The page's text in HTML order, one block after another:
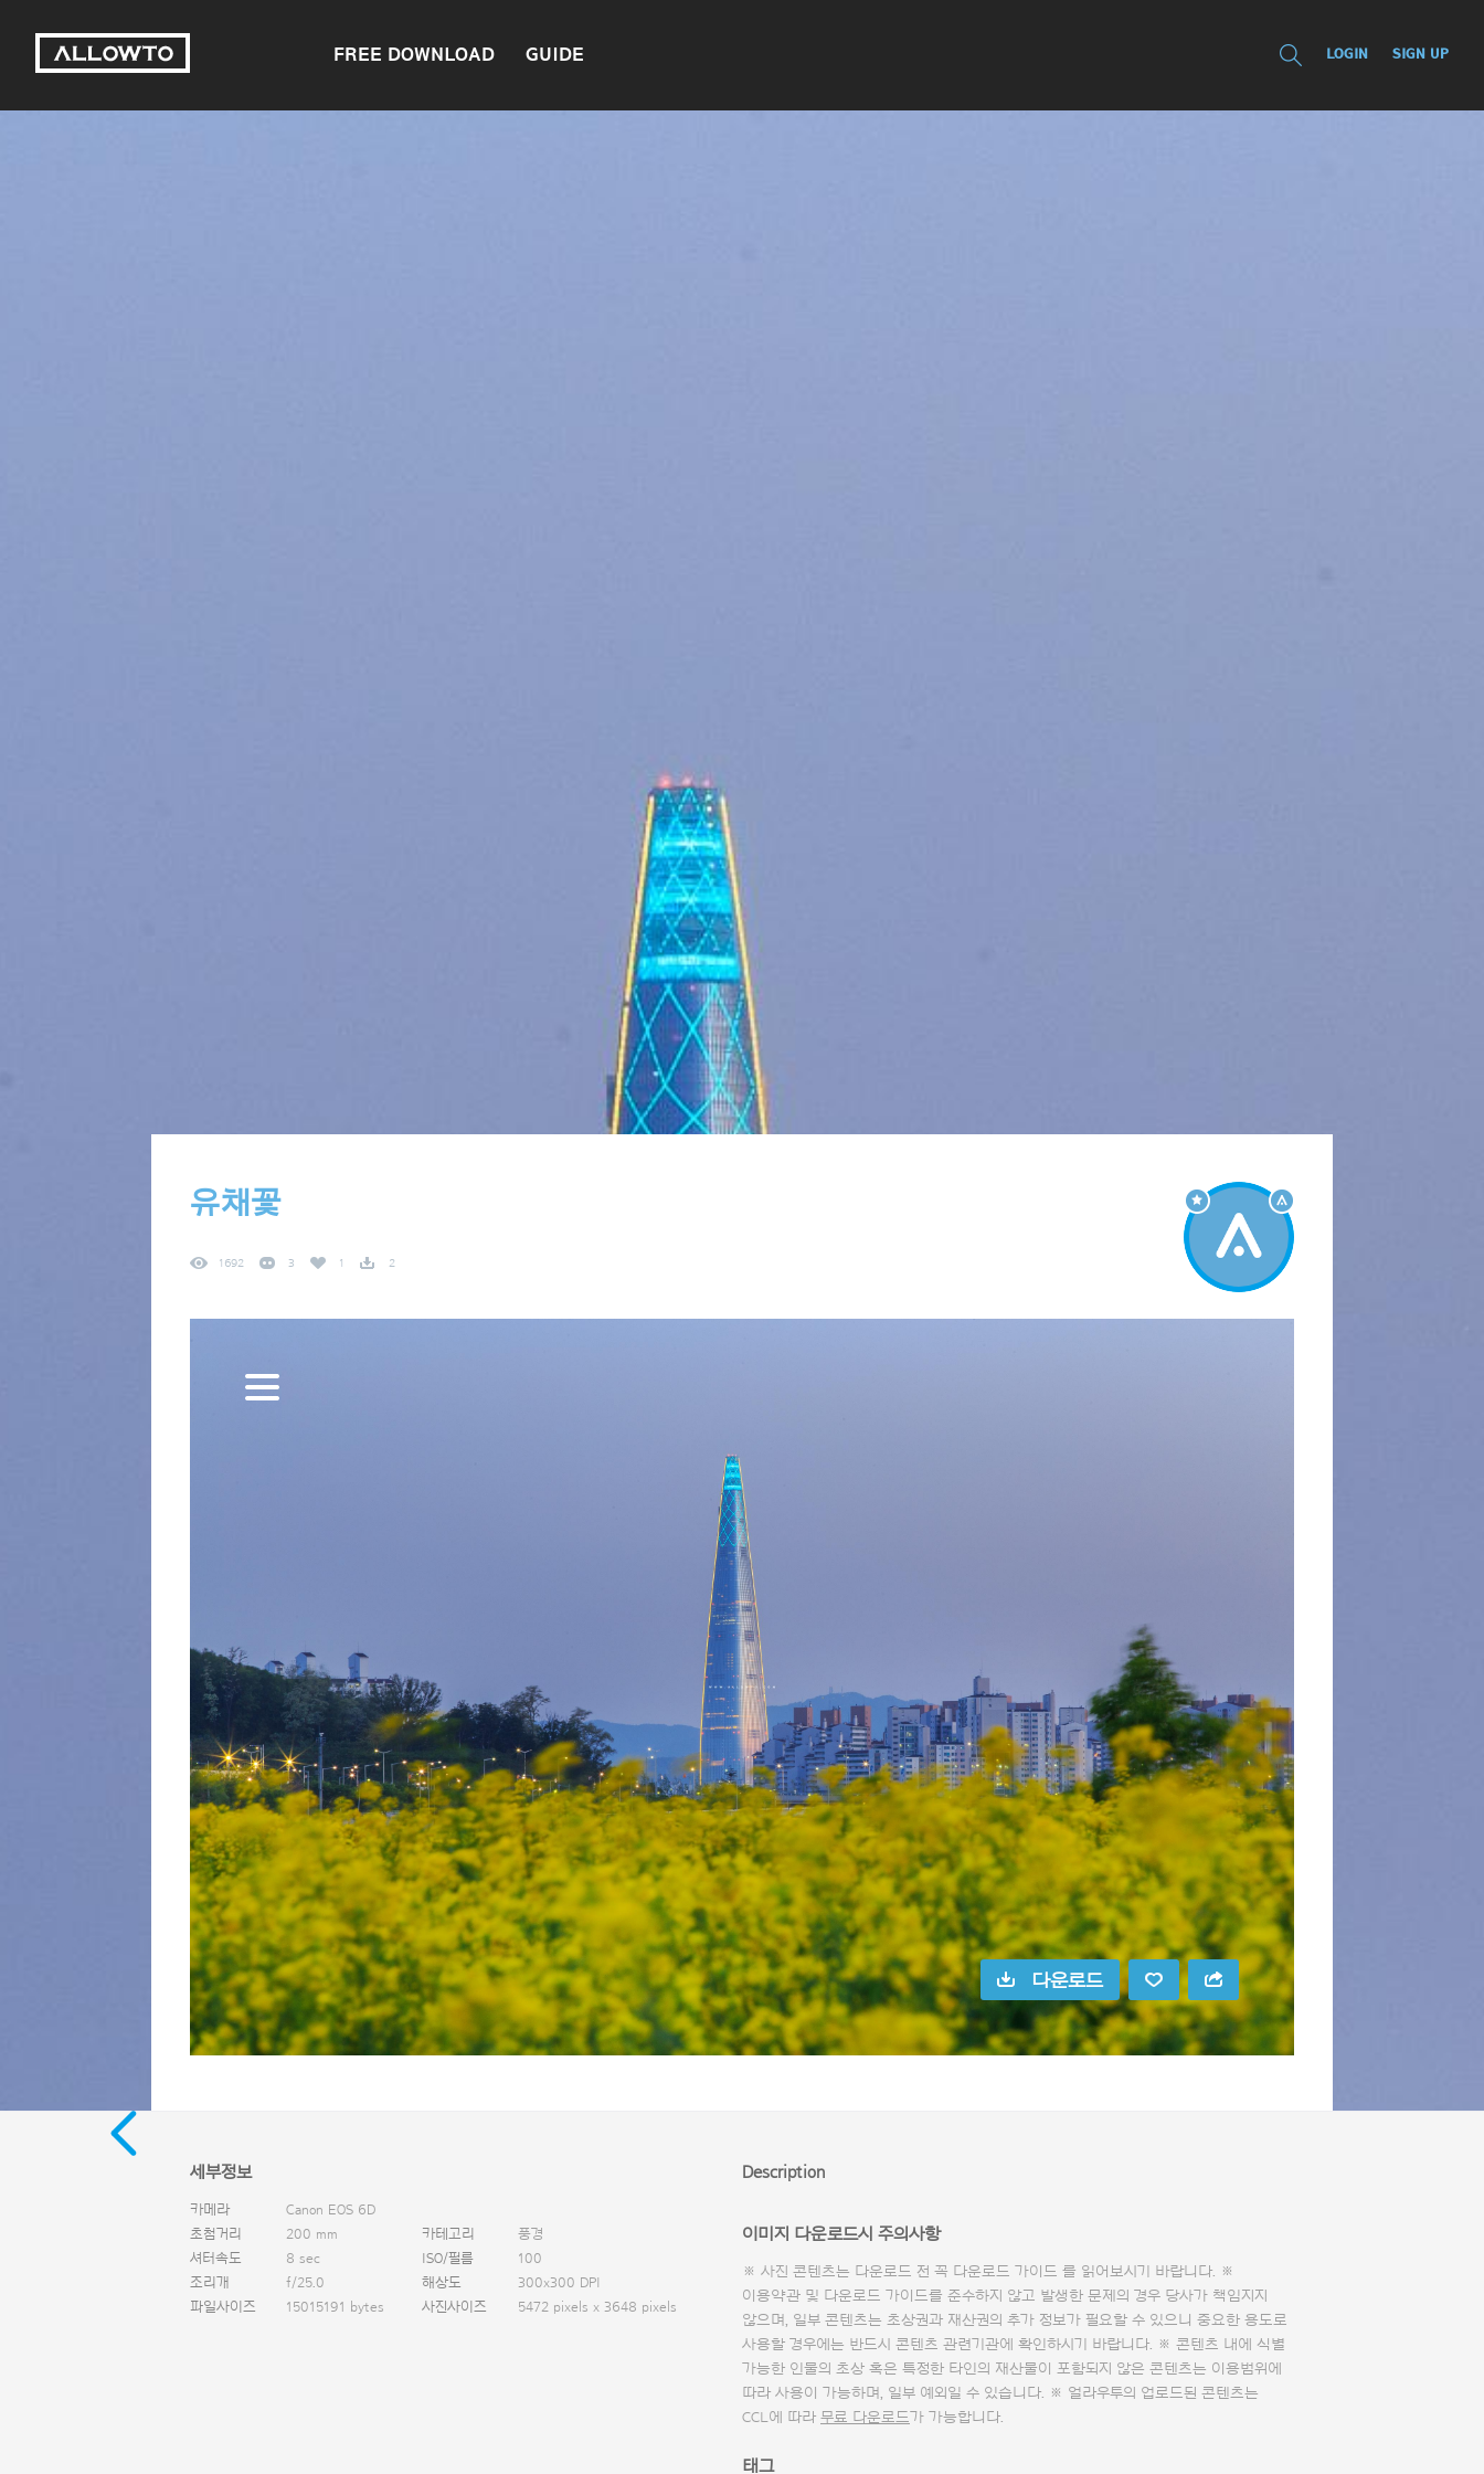
FREE DOWNLOAD GUIDE LOGIN SIGN UP
유채꽃
1692 3 1 2
다운로드
세부정보
카메라
Canon EOS 6D
초첨거리
200 mm 카테고리
풍경
셔터속도
8 sec ISO/필름
100
조리개
f/25.0 해상도
300x300 DPI
파일사이즈
15015191 bytes 사진사이즈 5472 pixels x 3648 pixels
Description
이미지 다운로드시 주의사항
※ 사진 콘텐츠는 다운로드 전 꼭 다운로드 가이드 를 읽어보시기 바랍니다. ※
이용약관 및 다운로드 가이드를 준수하지 않고 발생한 문제의 경우 당사가 책임지지
않으며, 일부 콘텐츠는 초상권과 재산권의 추가 정보가 필요할 수 있으니 중요한 용도로
사용할 경우에는 반드시 콘텐츠 관련기관에 확인하시기 바랍니다. ※ 콘텐츠 내에 식별
가능한 인물의 초상 혹은 특정한 타인의 재산물이 포함되지 않은 콘텐츠는 이용범위에
따라 사용이 가능하며, 일부 예외일 수 있습니다. ※ 얼라우투의 업로드된 콘텐츠는
CCL에 따라 무료 다운로드가 가능합니다.
태그